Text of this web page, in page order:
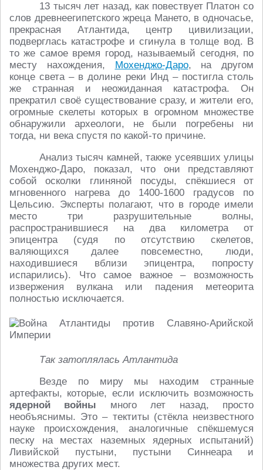
13 тысяч лет назад, как повествует Платон со
слов древнеегипетского жреца Мането, в одночасье,
прекрасная Атлантида, центр цивилизации,
подверглась катастрофе и сгинула в толще вод. В
то же самое время город, называемый сегодня, по
месту нахождения, Мохенджо-Даро, на другом
конце света – в долине реки Инд – постигла столь
же странная и неожиданная катастрофа. Он
прекратил своё существование сразу, и жители его,
огромные скелеты которых в огромном множестве
обнаружили археологи, не были погребены ни
тогда, ни века спустя по какой-то причине.
Анализ тысяч камней, также усеявших улицы
Мохенджо-Даро, показал, что они представляют
собой осколки глиняной посуды, спёкшиеся от
мгновенного нагрева до 1400-1600 градусов по
Цельсию. Эксперты полагают, что в городе имели
место три разрушительные волны,
распространившиеся на два километра от
эпицентра (судя по отсутствию скелетов,
валяющихся далее повсеместно, люди,
находившиеся вблизи эпицентра, попросту
испарились). Что самое важное – возможность
извержения вулкана или падения метеорита
полностью исключается.
Так затоплялась Атлантида
Везде по миру мы находим странные
артефакты, которые, если исключить возможность
ядерной войны много лет назад, просто
необъяснимы. Это – тектиты (стёкла неизвестного
науке происхождения, аналогичные спёкшемуся
песку на местах наземных ядерных испытаний)
Ливийской пустыни, пустыни Синнеара и
множества других мест.